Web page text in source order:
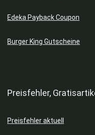
Edeka Payback Coupon
Burger King Gutscheine
Preisfehler,
Preisfehler aktuell